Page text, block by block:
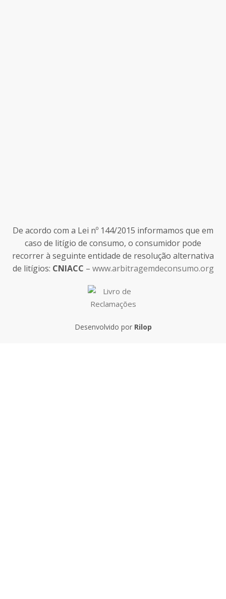
De acordo com a Lei nº 144/2015 informamos que em
caso de litígio de consumo, o consumidor pode
recorrer à seguinte entidade de resolução alternativa
de litígios: CNIACC – www.arbitragemdeconsumo.org
Desenvolvido por Rilop